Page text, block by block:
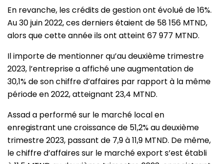
En revanche, les crédits de gestion ont évolué de 16%.
Au 30 juin 2022, ces derniers étaient de 58 156 MTND,
alors que cette année ils ont atteint 67 977 MTND.
Il importe de mentionner qu’au deuxième trimestre
2023, l’entreprise a affiché une augmentation de
30,1% de son chiffre d’affaires par rapport à la même
période en 2022, atteignant 23,4 MTND.
Assad a performé sur le marché local en
enregistrant une croissance de 51,2% au deuxième
trimestre 2023, passant de 7,9 à 11,9 MTND. De même,
le chiffre d’affaires sur le marché export s’est établi